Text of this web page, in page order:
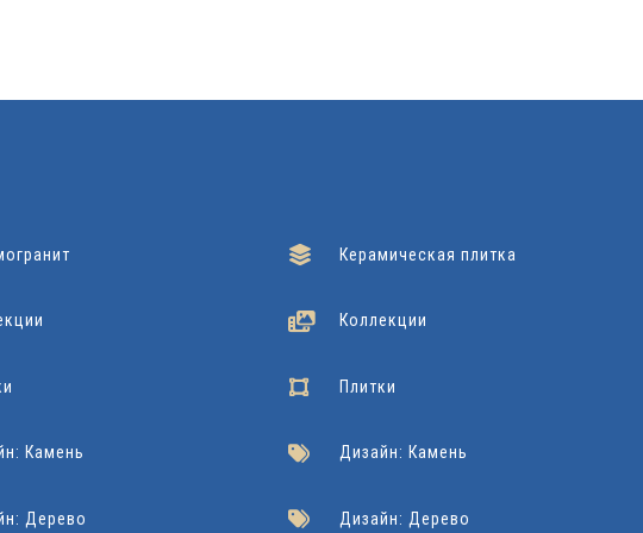
Камень
Дерево
Керамическая плитка
Коллекции
Плитки
Дизайн: Камень
Дизайн: Дерево